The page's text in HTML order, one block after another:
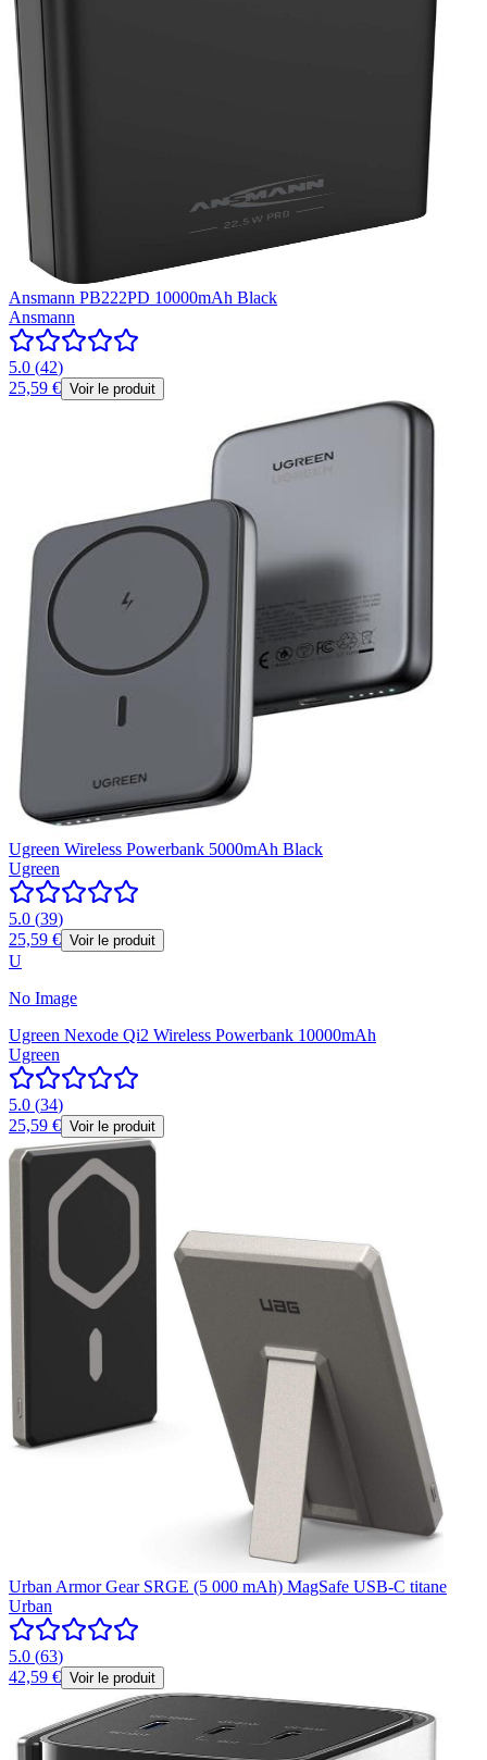
Ansmann PB222PD 10000mAh Black
Ansmann
5.0 (42)
25,59 € Voir le produit
Ugreen Wireless Powerbank 5000mAh Black
Ugreen
5.0 (39)
25,59 € Voir le produit
U
No Image
Ugreen Nexode Qi2 Wireless Powerbank 10000mAh
Ugreen
5.0 (34)
25,59 € Voir le produit
Urban Armor Gear SRGE (5 000 mAh) MagSafe USB-C titane
Urban
5.0 (63)
42,59 € Voir le produit